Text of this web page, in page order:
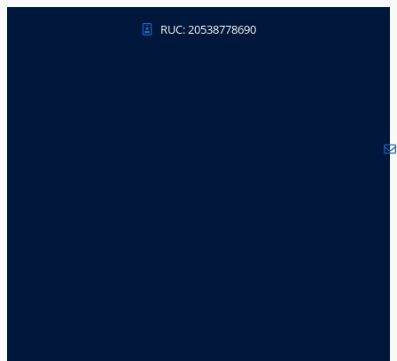
RUC: 20538778690